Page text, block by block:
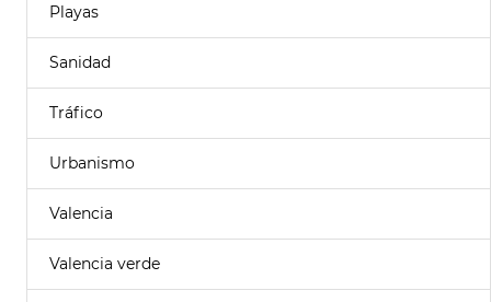
Playas
Sanidad
Tráfico
Urbanismo
Valencia
Valencia verde